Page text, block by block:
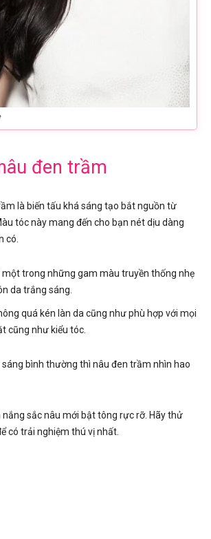
đen trầm
là biến tấu khá sáng tạo bắt nguồn từ
tóc này mang đến cho bạn nét dịu dàng
có.
một trong những gam màu truyền thống nhẹ
da trắng sáng.
quá kén làn da cũng như phù hợp với mọi
cũng như kiểu tóc.
sáng bình thường thì nâu đen trầm nhìn hao
nắng sắc nâu mới bật tông rực rỡ. Hãy thử
có trải nghiệm thú vị nhất.